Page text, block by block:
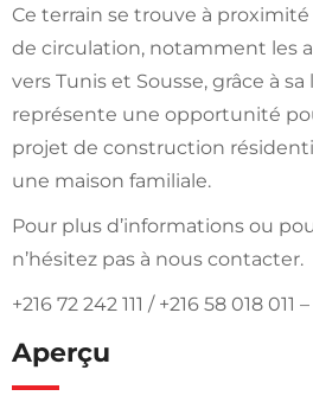
Ce terrain se trouve à
de circulation, notamment les
vers Tunis et Sousse, grâce à sa
représente une opportunité
projet de construction
une maison familiale.
Pour plus d’informations ou
n’hésitez pas à nous contacter.
+216 72 242 111 / +216 58 018 011
Aperçu